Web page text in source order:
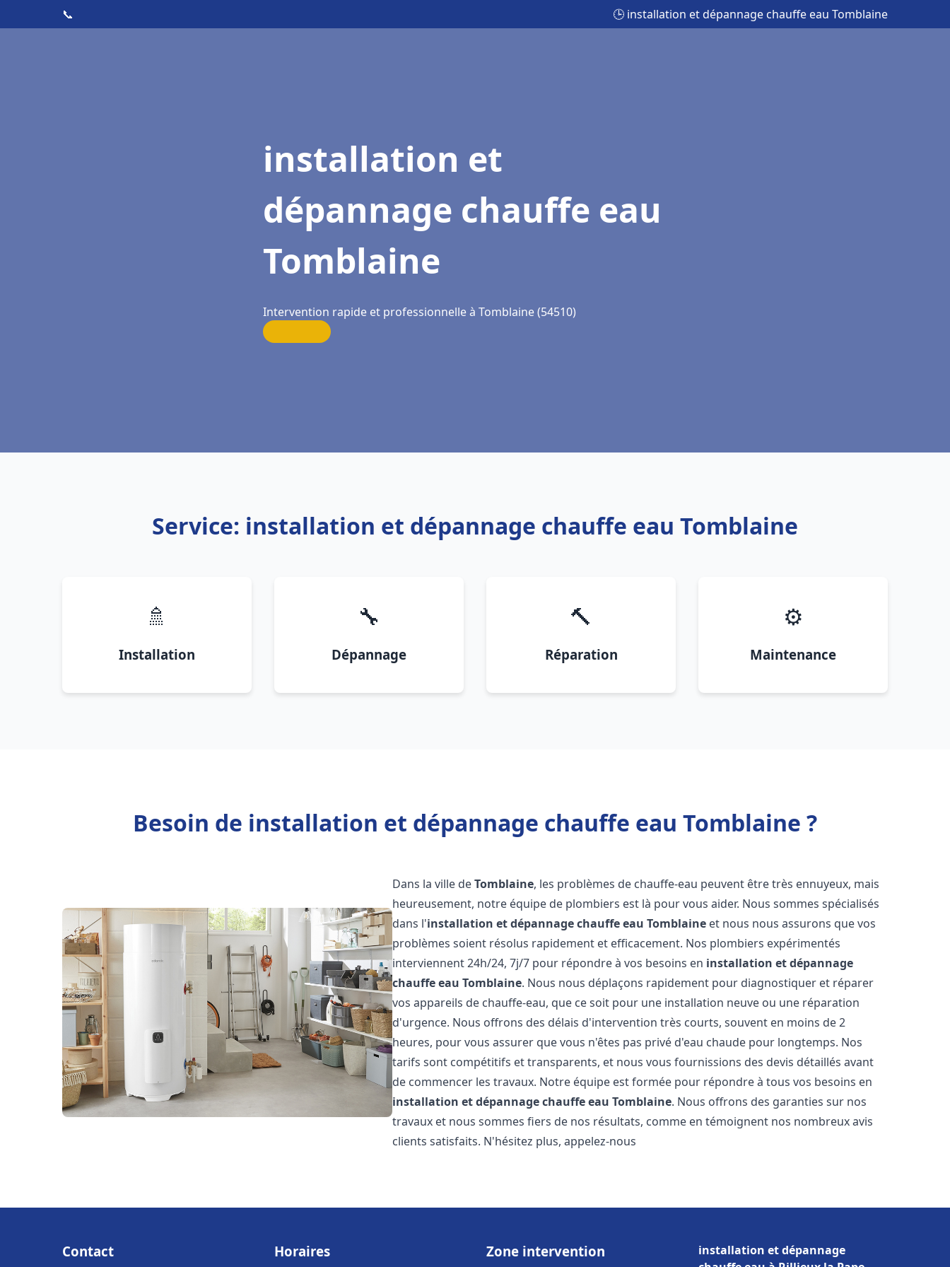
📞 🕒 installation et dépannage chauffe eau Tomblaine
installation et
dépannage chauffe eau
Tomblaine
Intervention rapide et professionnelle à Tomblaine (54510)
Service: installation et dépannage chauffe eau Tomblaine
🚿
Installation
🔧
Dépannage
🔨
Réparation
⚙️
Maintenance
Besoin de installation et dépannage chauffe eau Tomblaine ?
Dans la ville deTomblaine, les problèmes de chauffe-eau peuvent être très ennuyeux, mais
heureusement, notre équipe de plombiers est là pour vous aider. Nous sommes spécialisés
dans l'installation et dépannage chauffe eau Tomblaine et nous nous assurons que vos
problèmes soient résolus rapidement et efficacement. Nos plombiers expérimentés
interviennent 24h/24, 7j/7 pour répondre à vos besoins en installation et dépannage
chauffe eau Tomblaine. Nous nous déplaçons rapidement pour diagnostiquer et réparer
vos appareils de chauffe-eau, que ce soit pour une installation neuve ou une réparation
d'urgence. Nous offrons des délais d'intervention très courts, souvent en moins de 2
heures, pour vous assurer que vous n'êtes pas privé d'eau chaude pour longtemps. Nos
tarifs sont compétitifs et transparents, et nous vous fournissions des devis détaillés avant
de commencer les travaux. Notre équipe est formée pour répondre à tous vos besoins en
installation et dépannage chauffe eau Tomblaine. Nous offrons des garanties sur nos
travaux et nous sommes fiers de nos résultats, comme en témoignent nos nombreux avis
clients satisfaits. N'hésitez plus, appelez-nous
Contact Horaires Zone intervention
installation et dépannage